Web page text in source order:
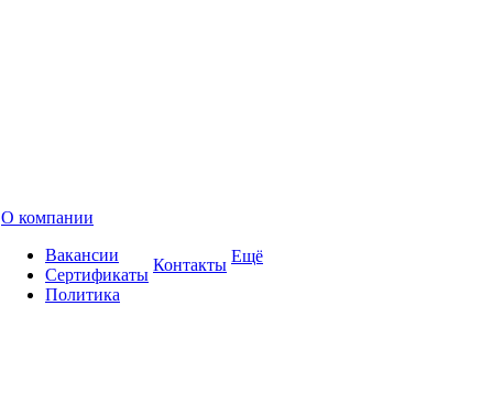
О компании
Вакансии
Сертификаты
Политика
Контакты Ещё